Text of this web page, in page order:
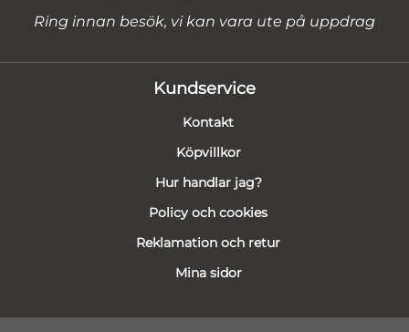
Ring innan besök, vi kan vara ute på uppdrag
Kundservice
Kontakt
Köpvillkor
Hur handlar jag?
Policy och cookies
Reklamation och retur
Mina sidor